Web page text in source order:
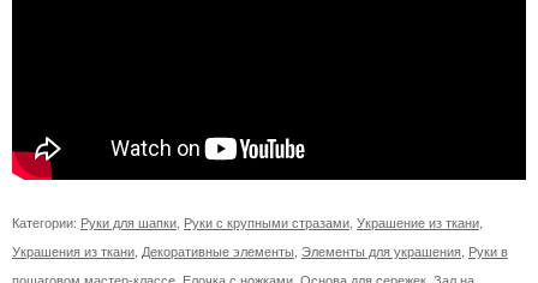
Категории: Руки для шапки Руки с крупными стразами Украшение из ткани
Украшения из ткани Декоративные элементы Элементы для украшения Руки в
пошаговом мастер-классе Елочка с ножками Основа для сережек Зал на